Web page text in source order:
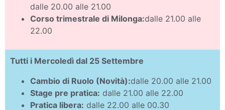
dalle 20.00 alle 21.00
Corso trimestrale di Milonga:dalle 21.00 alle
22.00
Tutti i Mercoledì dal 25 Settembre
Cambio di Ruolo (Novità):dalle 20.00 alle 21.00
Stage pre pratica: dalle 21.00 alle 22.00
Pratica libera: dalle 22.00 alle 00.30